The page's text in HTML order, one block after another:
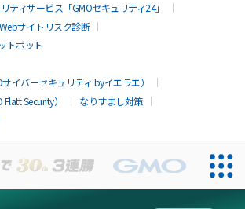
ティサービス「GMOセキュリティ24」
Webサイトリスク診断
トボット
イバーセキュリティ byイエラエ）
Security）
なりすまし対策